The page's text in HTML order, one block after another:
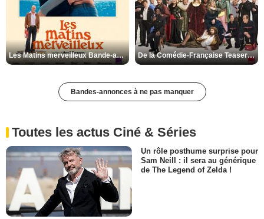
Les Matins merveilleux Bande-annonce VF De la Comédie-Française Teaser VF
Bandes-annonces à ne pas manquer
Toutes les actus Ciné & Séries
Un rôle posthume surprise pour
Sam Neill : il sera au générique
de The Legend of Zelda !